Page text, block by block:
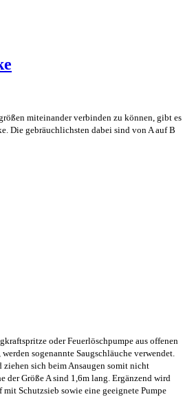
miteinander verbinden zu können, gibt es
Die gebräuchlichsten dabei sind von A auf B
oder Feuerlöschpumpe aus offenen
werden sogenannte Saugschläuche verwendet.
ziehen sich beim Ansaugen somit nicht
der Größe A sind 1,6m lang. Ergänzend wird
Schutzsieb sowie eine geeignete Pumpe